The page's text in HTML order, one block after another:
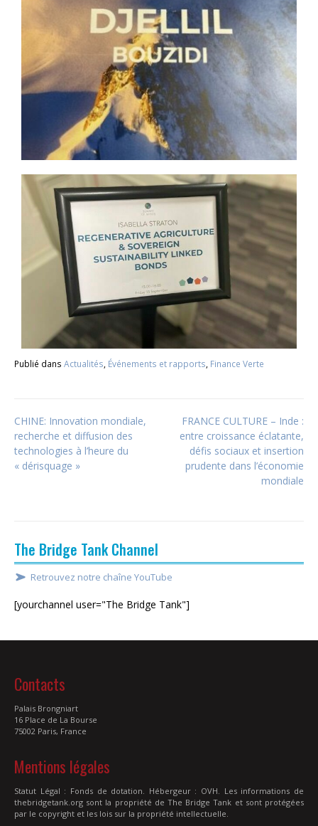
Publié dans Actualités Événements et rapports Finance Verte
CHINE: Innovation mondiale,
recherche et diffusion des
technologies à l’heure du
« dérisquage »
FRANCE CULTURE – Inde :
entre croissance éclatante,
défis sociaux et insertion
prudente dans l’économie
mondiale
The Bridge Tank Channel
Retrouvez notre chaîne YouTube
[yourchannel user="The Bridge Tank"]
Contacts
Palais Brongniart
16 Place de La Bourse
75002 Paris, France
Mentions légales
Statut Légal : Fonds de dotation. Hébergeur : OVH. Les informations de
thebridgetank.org sont la propriété de The Bridge Tank et sont protégées
par le copyright et les lois sur la propriété intellectuelle.